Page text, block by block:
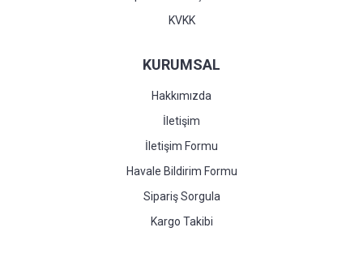
KVKK
KURUMSAL
Hakkımızda
İletişim
İletişim Formu
Havale Bildirim Formu
Sipariş Sorgula
Kargo Takibi